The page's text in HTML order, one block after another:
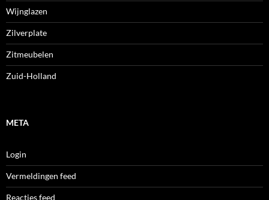
Wijnglazen
Zilverplate
Zitmeubelen
Zuid-Holland
META
Login
Vermeldingen feed
Reacties feed